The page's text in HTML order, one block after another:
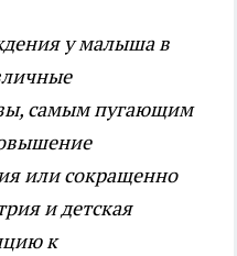
у малыша в
самым пугающим
или сокращенно
и детская
к